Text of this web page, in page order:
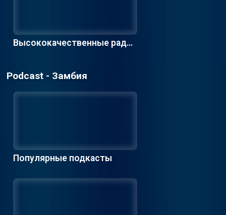
Высококачественные радио
Podcast - Замбия
Популярные подкасты